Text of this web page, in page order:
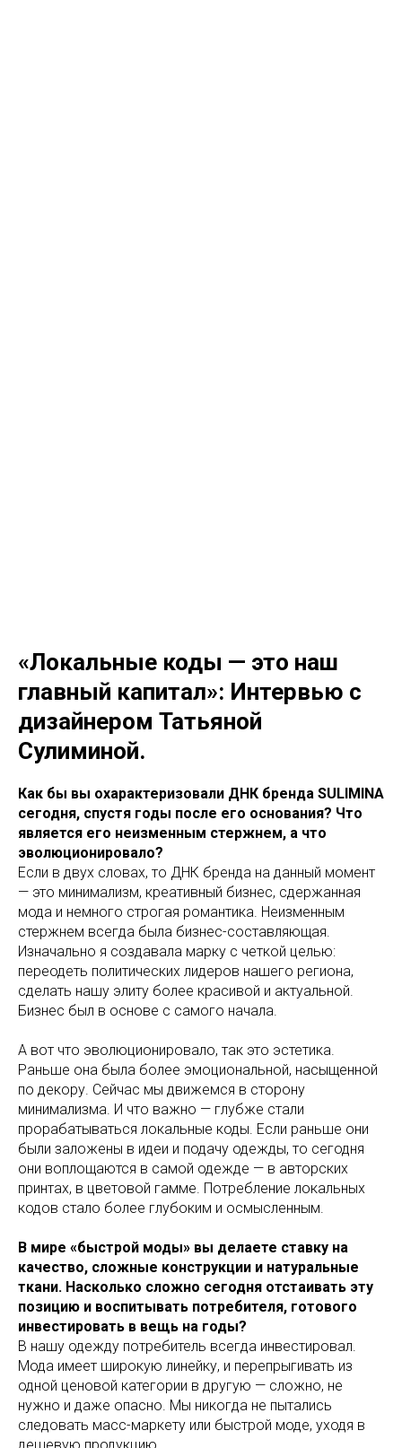
«Локальные коды — это наш
главный капитал»: Интервью с
дизайнером Татьяной
Сулиминой.
Как бы вы охарактеризовали ДНК бренда SULIMINA
сегодня, спустя годы после его основания? Что
является его неизменным стержнем, а что
эволюционировало?
Если в двух словах, то ДНК бренда на данный момент
— это минимализм, креативный бизнес, сдержанная
мода и немного строгая романтика. Неизменным
стержнем всегда была бизнес-составляющая.
Изначально я создавала марку с четкой целью:
переодеть политических лидеров нашего региона,
сделать нашу элиту более красивой и актуальной.
Бизнес был в основе с самого начала.
А вот что эволюционировало, так это эстетика.
Раньше она была более эмоциональной, насыщенной
по декору. Сейчас мы движемся в сторону
минимализма. И что важно — глубже стали
прорабатываться локальные коды. Если раньше они
были заложены в идеи и подачу одежды, то сегодня
они воплощаются в самой одежде — в авторских
принтах, в цветовой гамме. Потребление локальных
кодов стало более глубоким и осмысленным.
В мире «быстрой моды» вы делаете ставку на
качество, сложные конструкции и натуральные
ткани. Насколько сложно сегодня отстаивать эту
позицию и воспитывать потребителя, готового
инвестировать в вещь на годы?
В нашу одежду потребитель всегда инвестировал.
Мода имеет широкую линейку, и перепрыгивать из
одной ценовой категории в другую — сложно, не
нужно и даже опасно. Мы никогда не пытались
следовать масс-маркету или быстрой моде, уходя в
дешевую продукцию.